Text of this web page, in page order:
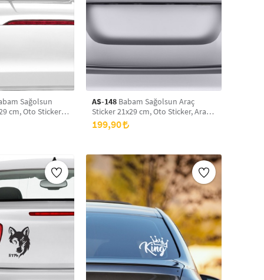
Sağolsun
cm, Oto Sticker,
AS-148 Babam Sağolsun Araç
Sticker 21x29 cm, Oto Sticker, Araba
Sticker
199,90